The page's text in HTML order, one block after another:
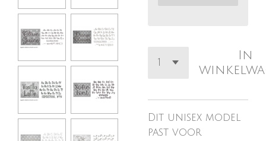
In
Dit unisex model
past voor